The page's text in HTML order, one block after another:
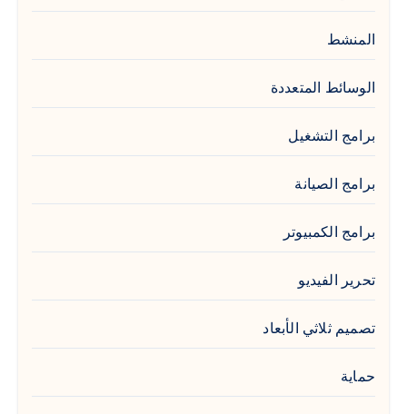
المنشط
الوسائط المتعددة
برامج التشغيل
برامج الصيانة
برامج الكمبيوتر
تحرير الفيديو
تصميم ثلاثي الأبعاد
حماية